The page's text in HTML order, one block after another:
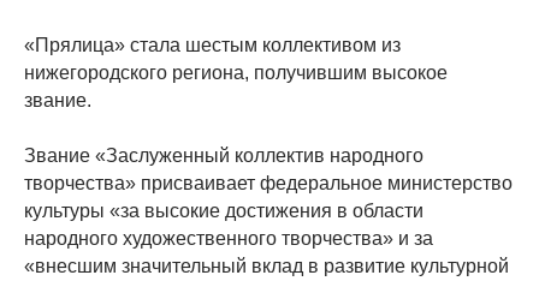
«Прялица» стала шестым коллективом из
нижегородского региона, получившим высокое
звание.
Звание «Заслуженный коллектив народного
творчества» присваивает федеральное министерство
культуры «за высокие достижения в области
народного художественного творчества» и за
«внесшим значительный вклад в развитие культурной